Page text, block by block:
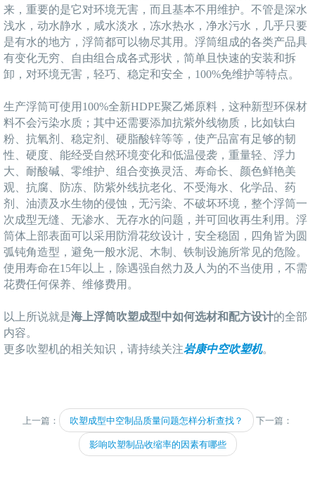
来，重要的是它对环境无害，而且基本不用维护。不管是深水
浅水，动水静水，咸水淡水，冻水热水，净水污水，几乎只要
是有水的地方，浮筒都可以物尽其用。浮筒组成的各类产品具
有变化无穷、自由组合成各式形状，简单且快速的安装和拆
卸，对环境无害，轻巧、稳定和安全，100%免维护等特点。
生产浮筒可使用100%全新HDPE聚乙烯原料，这种新型环保材
料不会污染水质；其中还需要添加抗紫外线物质，比如钛白
粉、抗氧剂、稳定剂、硬脂酸锌等等，使产品富有足够的韧
性、硬度、能经受自然环境变化和低温侵袭，重量轻、浮力
大、耐酸碱、零维护、组合变换灵活、寿命长、颜色鲜艳美
观、抗腐、防冻、防紫外线抗老化、不受海水、化学品、药
剂、油渍及水生物的侵蚀，无污染、不破坏环境，整个浮筒一
次成型无缝、无渗水、无存水的问题，并可回收再生利用。浮
筒体上部表面可以采用防滑花纹设计，安全稳固，四角皆为圆
弧钝角造型，避免一般水泥、木制、铁制设施所常见的危险。
使用寿命在15年以上，除遇强自然力及人为的不当使用，不需
花费任何保养、维修费用。
以上所说就是海上浮筒吹塑成型中如何选材和配方设计的全部
内容。
更多吹塑机的相关知识，请持续关注岩康中空吹塑机。
上一篇： 吹塑成型中空制品质量问题怎样分析查找？
下一篇：
影响吹塑制品收缩率的因素有哪些